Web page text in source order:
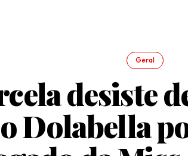
Geral
desiste
Dolabella